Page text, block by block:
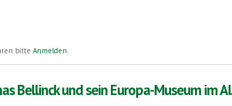
Uni: Das war die erste Vorlesung von Heinz Fischer
bitte Anmelden.
Bellinck und sein Europa-Museum im